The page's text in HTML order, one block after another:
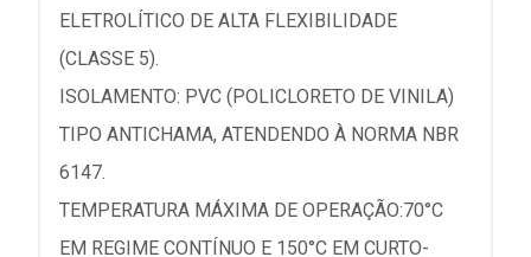
ELETROLÍTICO DE ALTA FLEXIBILIDADE
(CLASSE 5).
ISOLAMENTO: PVC (POLICLORETO DE VINILA)
TIPO ANTICHAMA, ATENDENDO À NORMA NBR
6147.
TEMPERATURA MÁXIMA DE OPERAÇÃO:70°C
EM REGIME CONTÍNUO E 150°C EM CURTO-